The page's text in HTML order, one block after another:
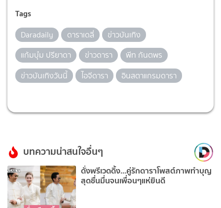
Tags
Daradaily ดาราเดลี่
ข่าวบันเทิง
แก้มบุ๋ม ปรียาดา
ข่าวดารา
พีท กันตพร
ข่าวบันเทิงวันนี้
ไอจีดารา อินสตาแกรมดารา
บทความน่าสนใจอื่นๆ
ดั่งพรีเวดดิ้ง...คู่รักดาราโพสต์ภาพทำบุญ
สุดชื่นมื่นจนเพื่อนๆแห่ยินดี